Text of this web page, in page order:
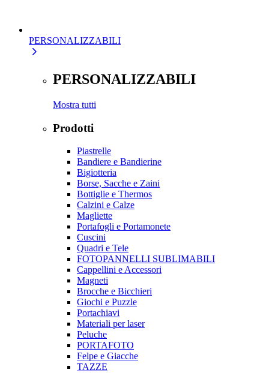
PERSONALIZZABILI
PERSONALIZZABILI
Mostra tutti
Prodotti
Piastrelle
Bandiere e Bandierine
Bigiotteria
Borse, Sacche e Zaini
Bottiglie e Thermos
Calzini e Calze
Magliette
Portafogli e Portamonete
Cuscini
Quadri e Tele
FOTOPANNELLI SUBLIMABILI
Cappellini e Accessori
Magneti
Brocche e Bicchieri
Giochi e Puzzle
Portachiavi
Materiali per laser
Peluche
PORTAFOTO
Felpe e Giacche
TAZZE